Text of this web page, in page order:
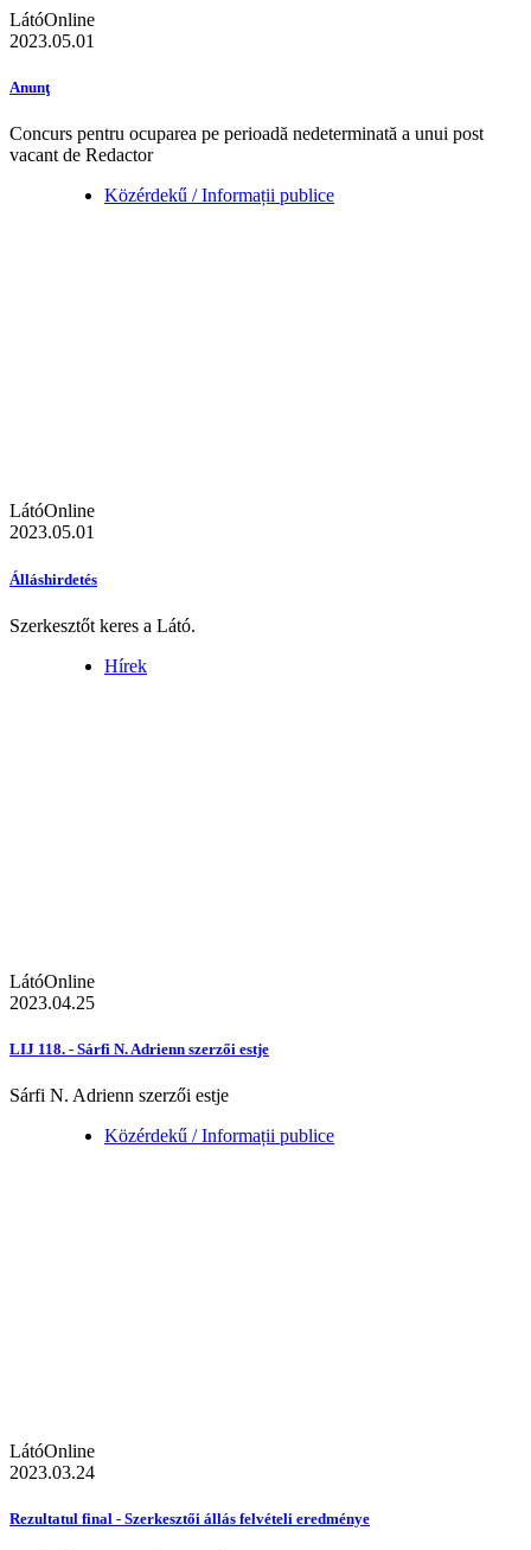
LátóOnline
2023.05.01
Anunţ
Concurs pentru ocuparea pe perioadă nedeterminată a unui post
vacant de Redactor
Közérdekű / Informații publice
LátóOnline
2023.05.01
Álláshirdetés
Szerkesztőt keres a Látó.
Hírek
LátóOnline
2023.04.25
LIJ 118. - Sárfi N. Adrienn szerzői estje
Sárfi N. Adrienn szerzői estje
Közérdekű / Informații publice
LátóOnline
2023.03.24
Rezultatul final - Szerkesztői állás felvételi eredménye